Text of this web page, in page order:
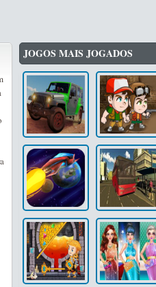
JOGOS MAIS JOGADOS